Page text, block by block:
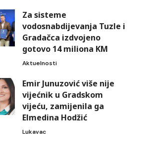
Za sisteme
vodosnabdijevanja Tuzle i
Gradačca izdvojeno
gotovo 14 miliona KM
Aktuelnosti
Emir Junuzović više nije
vijećnik u Gradskom
vijeću, zamijenila ga
Elmedina Hodžić
Lukavac